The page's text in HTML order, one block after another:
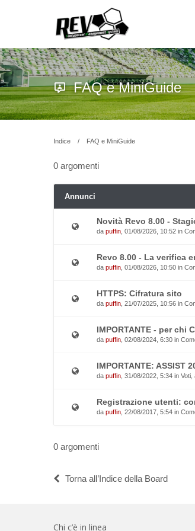
FAQ e MiniGuide
Indice FAQ e MiniGuide
0 argomenti
Annunci
Novità Revo 8.00 -
da puffin , 01/08/2026, 10:52 in
Revo 8.00 - La verifica
da puffin , 01/08/2026, 10:50 in
HTTPS: Cifratura sito
da puffin , 21/07/2025, 10:56 in
IMPORTANTE - per chi
da puffin , 02/08/2024, 6:30 in
IMPORTANTE: ASSIST
da puffin , 31/08/2022, 5:34 in Voti,
Registrazione utenti:
da puffin , 22/08/2017, 5:54 in
0 argomenti
Torna all’Indice della Board
Chi c’è in linea